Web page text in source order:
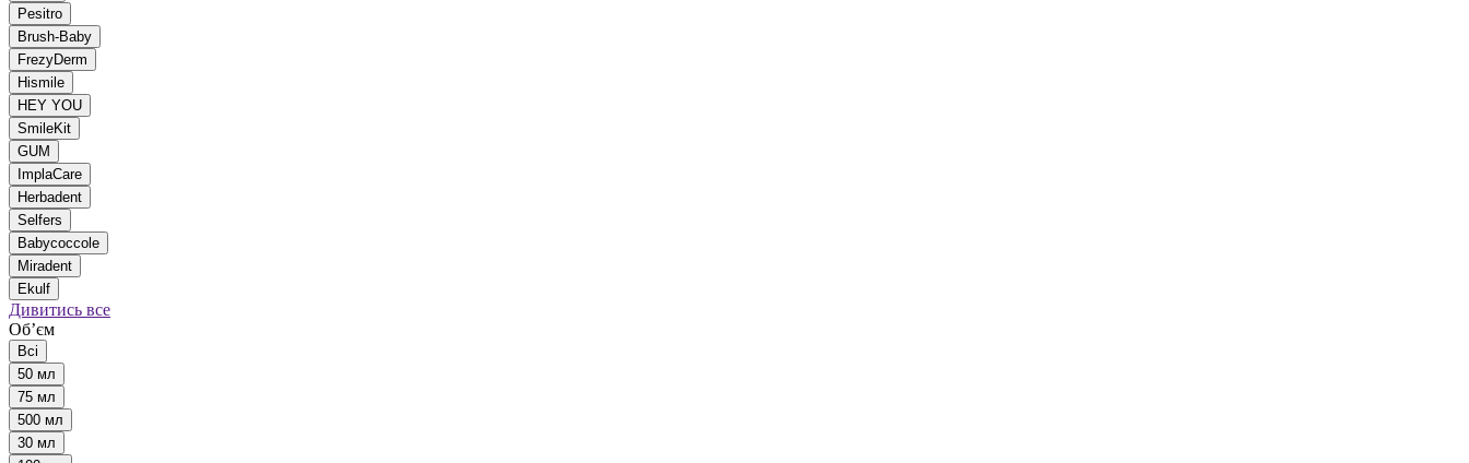
Pesitro
Brush-Baby
FrezyDerm
Hismile
HEY YOU
SmileKit
GUM
ImplaCare
Herbadent
Selfers
Babycoccole
Miradent
Ekulf
Дивитись все
Обʼєм
Всі
50 мл
75 мл
500 мл
30 мл